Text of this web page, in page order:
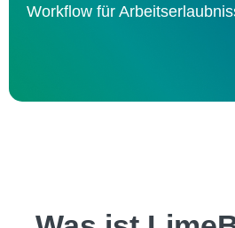
Workflow für